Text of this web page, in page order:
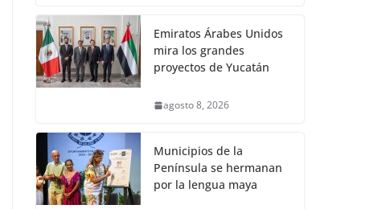
Emiratos Árabes Unidos
mira los grandes
proyectos de Yucatán
agosto 8, 2026
Municipios de la
Península se hermanan
por la lengua maya